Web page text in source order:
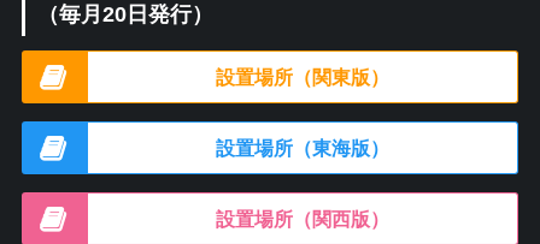
（毎月20日発行）
設置場所（関東版）
設置場所（東海版）
設置場所（関西版）